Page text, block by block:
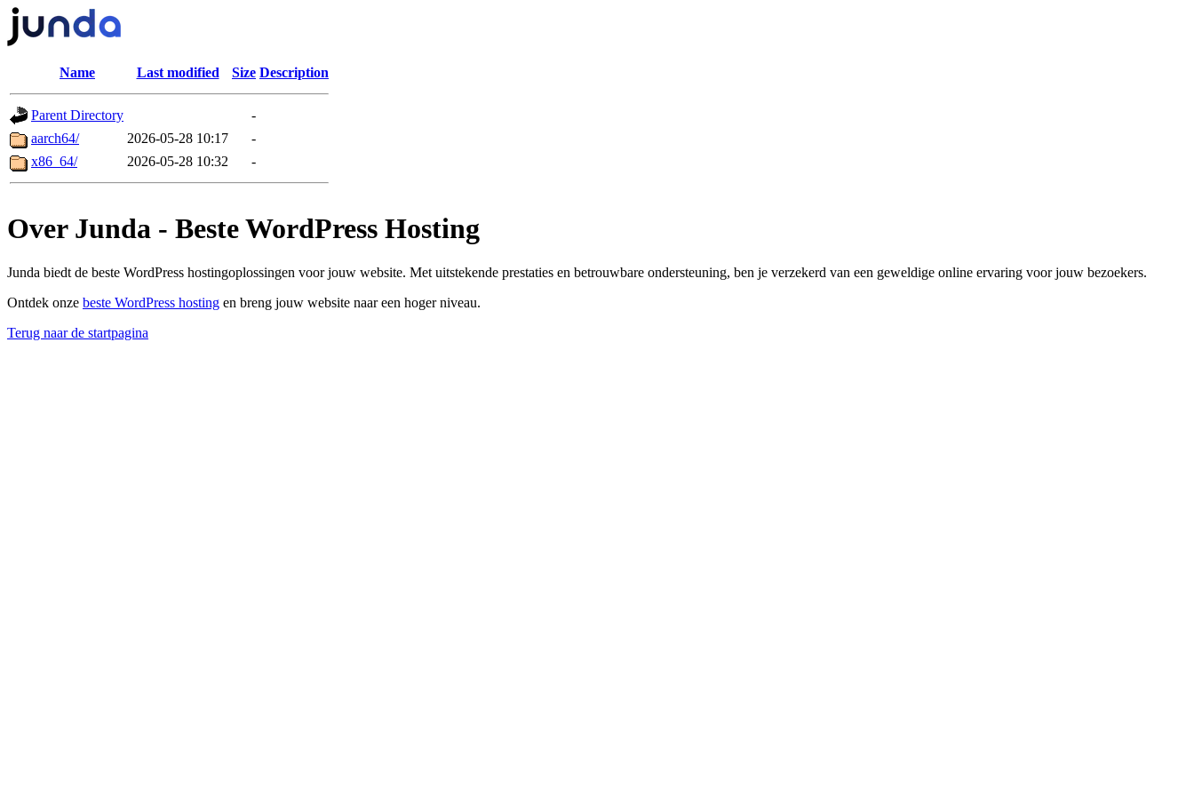
Name Last modified Size Description
Parent Directory
-
aarch64/
2026-05-28 10:17
-
x86_64/
2026-05-28 10:32 -
Over Junda - Beste WordPress Hosting
Junda biedt de beste WordPress hostingoplossingen voor jouw website. Met uitstekende prestaties en betrouwbare ondersteuning, ben je verzekerd van een geweldige online ervaring voor jouw bezoekers.
Ontdek onze beste WordPress hosting en breng jouw website naar een hoger niveau.
Terug naar de startpagina